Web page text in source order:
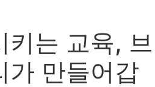
키는 교육, 브
가 만들어갑